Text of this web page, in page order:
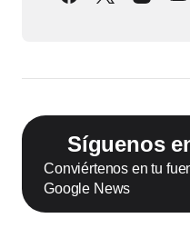
Síguenos
Conviértenos en tu
Google News